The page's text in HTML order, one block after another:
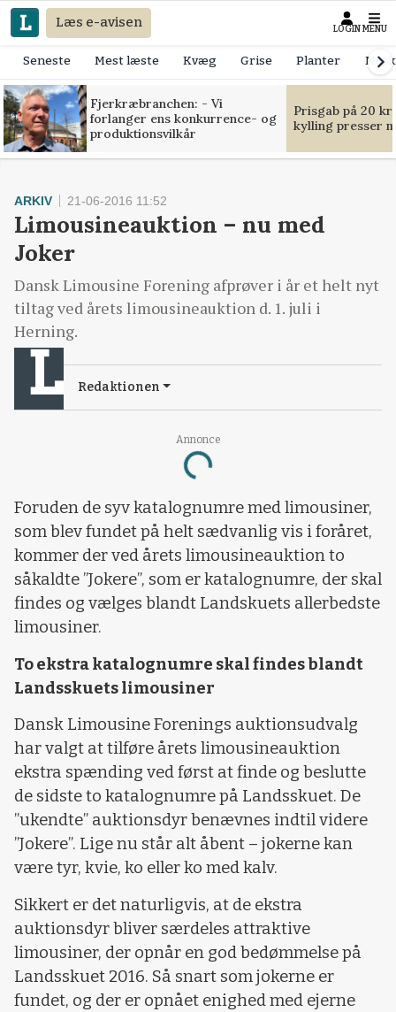
Læs e-avisen LOGIN MENU
Seneste Mest læste Kvæg Grise Planter
Fjerkræbranchen: - Vi
forlanger ens konkurrence- og
produktionsvilkår
Prisgab på 20
kylling presser
Annonce
Loading...
ARKIV 21-06-2016 11:52
Limousineauktion – nu med
Joker
Dansk Limousine Forening afprøver i år et helt nyt
tiltag ved årets limousineauktion d. 1. juli i
Herning.
Redaktionen
Foruden de syv katalognumre med limousiner,
som blev fundet på helt sædvanlig vis i foråret,
kommer der ved årets limousineauktion to
såkaldte ”Jokere”, som er katalognumre, der skal
findes og vælges blandt Landskuets allerbedste
limousiner.
To ekstra katalognumre skal findes blandt
Landsskuets limousiner
Dansk Limousine Forenings auktionsudvalg
har valgt at tilføre årets limousineauktion
ekstra spænding ved først at finde og beslutte
de sidste to katalognumre på Landsskuet. De
”ukendte” auktionsdyr benævnes indtil videre
”Jokere”. Lige nu står alt åbent – jokerne kan
være tyr, kvie, ko eller ko med kalv.
Sikkert er det naturligvis, at de ekstra
auktionsdyr bliver særdeles attraktive
limousiner, der opnår en god bedømmelse på
Landsskuet 2016. Så snart som jokerne er
fundet, og der er opnået enighed med ejerne